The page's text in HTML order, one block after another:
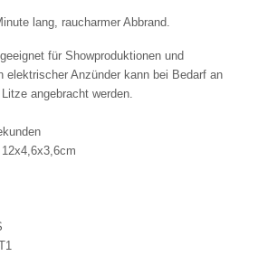
lang, raucharmer Abbrand.
für Showproduktionen und
elektrischer Anzünder kann bei Bedarf an
angebracht werden.